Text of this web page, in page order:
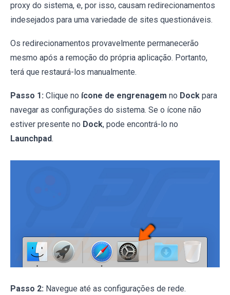
proxy do sistema, e, por isso, causam redirecionamentos
indesejados para uma variedade de sites questionáveis.
Os redirecionamentos provavelmente permanecerão
mesmo após a remoção do própria aplicação. Portanto,
terá que restaurá-los manualmente.
Passo 1: Clique no ícone de engrenagem no Dock para
navegar as configurações do sistema. Se o ícone não
estiver presente no Dock, pode encontrá-lo no
Launchpad.
Passo 2: Navegue até as configurações de rede.